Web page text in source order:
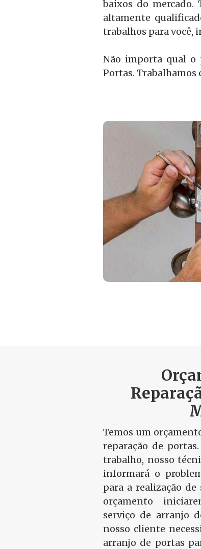
baixos do mercado.
altamente
trabalhos para você,
Não importa qual o
Portas. Trabalhamos
Temos um
reparação de
trabalho, nosso
informará o
para a realização
orçamento
serviço de arranjo
nosso cliente
arranjo de portas